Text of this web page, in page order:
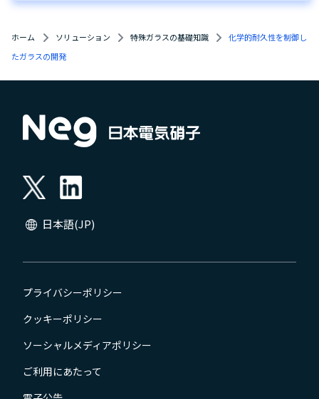
ホーム ソリューション 特殊ガラスの基礎知識
化学的耐久性を制御し
たガラスの開発
日本語(JP)
プライバシーポリシー
クッキーポリシー
ソーシャルメディアポリシー
ご利用にあたって